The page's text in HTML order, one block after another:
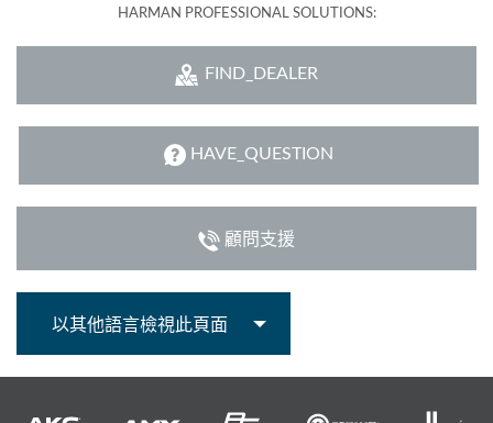
HARMAN PROFESSIONAL SOLUTIONS:
FIND_DEALER
HAVE_QUESTION
顧問支援
以其他語言檢視此頁面